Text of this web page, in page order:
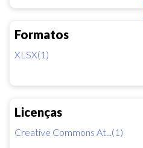
Formatos
XLSX(1)
Licenças
Creative Commons At...(1)